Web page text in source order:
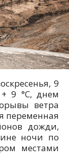
9
+ 9 °С, днем
ветра
переменная
дожди,
ночи по
местами